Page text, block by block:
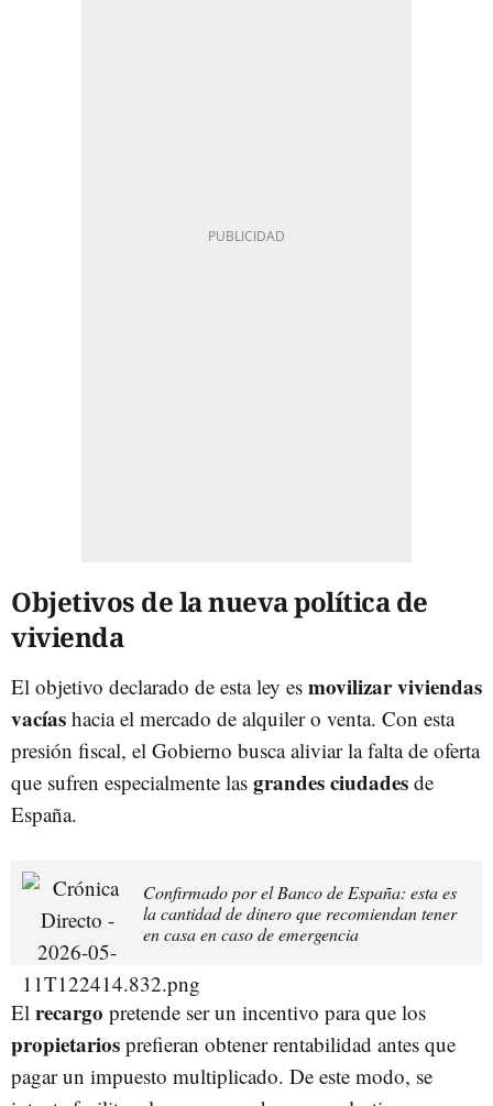
Objetivos de la nueva política de
vivienda
El objetivo declarado de esta ley es movilizar viviendas
vacías hacia el mercado de alquiler o venta. Con esta
presión fiscal, el Gobierno busca aliviar la falta de oferta
que sufren especialmente las grandes ciudades de
España.
Confirmado por el Banco de España: esta es
la cantidad de dinero que recomiendan tener
en casa en caso de emergencia
El recargo pretende ser un incentivo para que los
propietarios prefieran obtener rentabilidad antes que
pagar un impuesto multiplicado. De este modo, se